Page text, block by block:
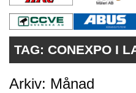
VÅRA ANDRA MAGASIN
PRENUMERERA
ANNONSERA
TAG: CONEXPO I
Arkiv: Månad